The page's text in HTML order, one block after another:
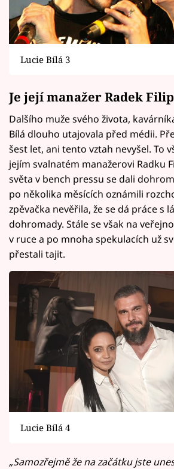
Lucie Bílá 3
Je její manažer Radek
Dalšího muže svého života,
Bílá dlouho utajovala před médii.
šest let, ani tento vztah nevyšel. To
jejím svalnatém manažerovi Radku
světa v bench pressu se dali
po několika měsících oznámili
zpěvačka nevěřila, že se dá práce s
dohromady. Stále se však na
v ruce a po mnoha spekulacích už
přestali tajit.
Lucie Bílá 4
„Samozřejmě že na začátku jste